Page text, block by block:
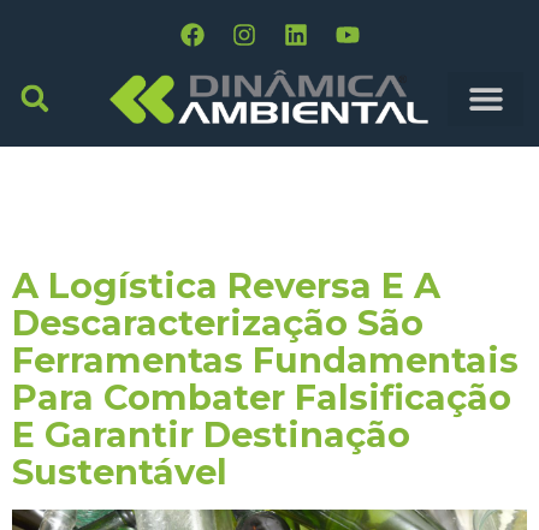
A Logística Reversa E A
Descaracterização São
Ferramentas Fundamentais
Para Combater Falsificação
E Garantir Destinação
Sustentável